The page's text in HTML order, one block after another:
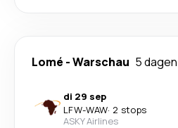
Lomé -Warschau 5 dagen
di 29 sep
LFW-WAW· 2 stops
ASKY Airlines